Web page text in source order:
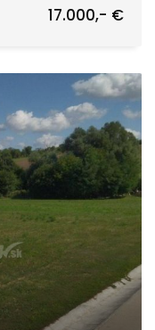
17.000,- €